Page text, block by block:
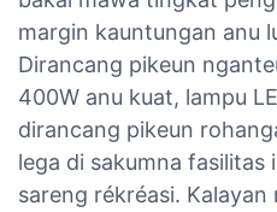
margin kauntungan anu
Dirancang pikeun
400W anu kuat, lampu
dirancang pikeun
lega di sakumna fasilitas
sareng rékréasi.